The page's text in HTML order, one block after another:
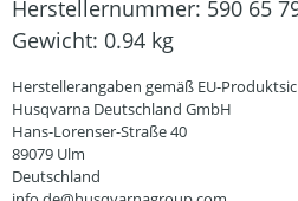
Herstellernummer: 590 65
Gewicht: 0.94 kg
Herstellerangaben gemäß EU-
Husqvarna Deutschland GmbH
Hans-Lorenser-Straße 40
89079 Ulm
Deutschland